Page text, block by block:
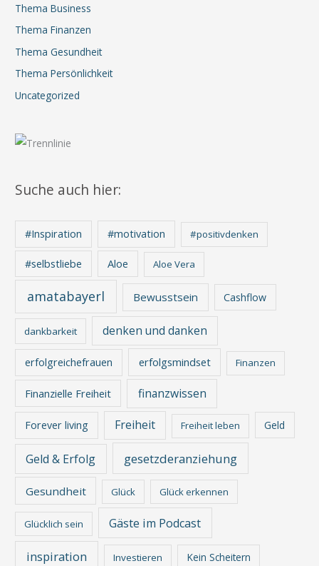
Thema Business
Thema Finanzen
Thema Gesundheit
Thema Persönlichkeit
Uncategorized
Suche auch hier:
#Inspiration #motivation #positivdenken
#selbstliebe Aloe Aloe Vera
amatabayerl Bewusstsein Cashflow
dankbarkeit denken und danken
erfolgreichefrauen erfolgsmindset Finanzen
Finanzielle Freiheit finanzwissen
Forever living Freiheit Freiheit leben Geld
Geld & Erfolg gesetzderanziehung
Gesundheit Glück Glück erkennen
Glücklich sein Gäste im Podcast
inspiration Investieren Kein Scheitern